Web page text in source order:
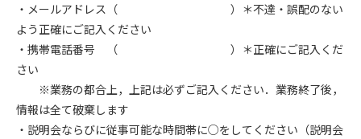
・メールアドレス（ ）＊不達・誤配のない
よう正確にご記入ください
・携帯電話番号 （ ）＊正確にご記入くだ
さい
※業務の都合上，上記は必ずご記入ください．業務終了後，
情報は全て破棄します
・説明会ならびに従事可能な時間帯に○をしてください（説明会